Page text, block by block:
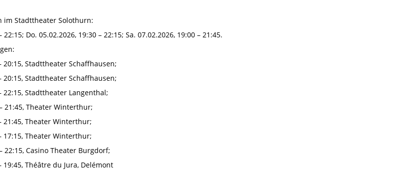
im Stadttheater Solothurn:
22:15; Do. 05.02.2026, 19:30 – 22:15; Sa. 07.02.2026, 19:00 – 21:45.
20:15, Stadttheater Schaffhausen;
20:15, Stadttheater Schaffhausen;
22:15, Stadttheater Langenthal;
21:45, Theater Winterthur;
21:45, Theater Winterthur;
17:15, Theater Winterthur;
22:15, Casino Theater Burgdorf;
19:45, Théâtre du Jura, Delémont